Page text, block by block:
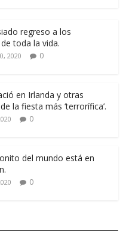
regreso a los
toda la vida.
2020 0
en Irlanda y otras
la fiesta más ‘terrorífica’.
0
del mundo está en
0